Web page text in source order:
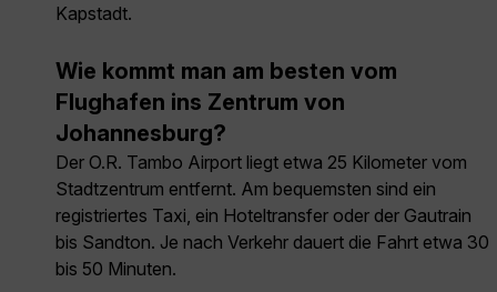
Kapstadt.
Wie kommt man am besten vom
Flughafen ins Zentrum von
Johannesburg?
Der O.R. Tambo Airport liegt etwa 25 Kilometer vom
Stadtzentrum entfernt. Am bequemsten sind ein
registriertes Taxi, ein Hoteltransfer oder der Gautrain
bis Sandton. Je nach Verkehr dauert die Fahrt etwa 30
bis 50 Minuten.